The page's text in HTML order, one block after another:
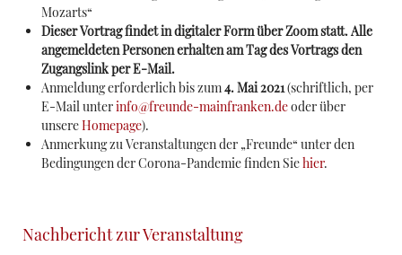
Mozarts“
Dieser Vortrag findet in digitaler Form über Zoom statt. Alle
angemeldeten Personen erhalten am Tag des Vortrags den
Zugangslink per E-Mail.
Anmeldung erforderlich bis zum4. Mai 2021(schriftlich, per
E-Mail unterinfo@freunde-mainfranken.deoder über
unsereHomepage).
Anmerkung zu Veranstaltungen der „Freunde“ unter den
Bedingungen der Corona-Pandemie finden Siehier.
Nachbericht zur Veranstaltung